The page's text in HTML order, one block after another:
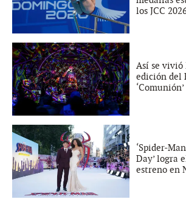
los JCC
Así se
edición del
‘Spider-
Day’ logra
estreno en